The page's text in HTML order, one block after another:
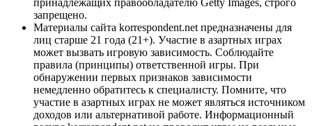
запрещено.
Материалы сайта korrespondent.net предназначены для
лиц старше 21 года (21+). Участие в азартных играх
может вызвать игровую зависимость. Соблюдайте
правила (принципы) ответственной игры. При
обнаружении первых признаков зависимости
немедленно обратитесь к специалисту. Помните, что
участие в азартных играх не может являться источником
доходов или альтернативой работе. Информационный